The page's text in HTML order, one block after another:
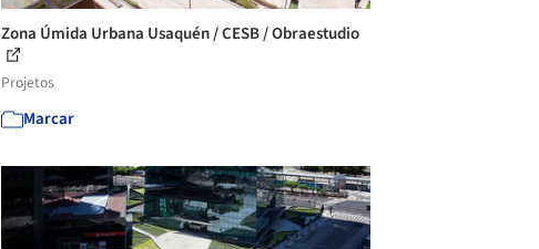
Zona Úmida Urbana Usaquén / CESB / Obraestudio
Projetos
Marcar